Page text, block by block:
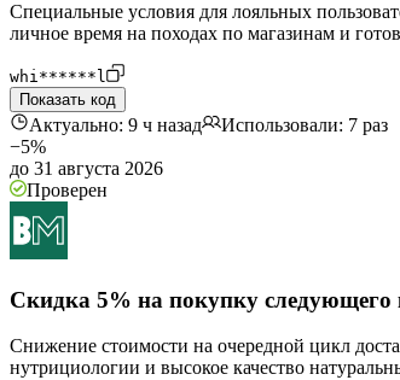
Специальные условия для лояльных
личное время на походах по магазинам и
whi******l
Показать код
Актуально: 9 ч назад
Использовали: 7 раз
−5%
до 31 августа 2026
Проверен
Скидка 5% на покупку следующего
Снижение стоимости на очередной цикл
нутрициологии и высокое качество